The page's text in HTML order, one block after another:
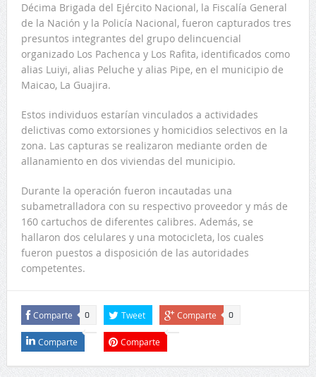
Décima Brigada del Ejército Nacional, la Fiscalía General
de la Nación y la Policía Nacional, fueron capturados tres
presuntos integrantes del grupo delincuencial
organizado Los Pachenca y Los Rafita, identificados como
alias Luiyi, alias Peluche y alias Pipe, en el municipio de
Maicao, La Guajira.
Estos individuos estarían vinculados a actividades
delictivas como extorsiones y homicidios selectivos en la
zona. Las capturas se realizaron mediante orden de
allanamiento en dos viviendas del municipio.
Durante la operación fueron incautadas una
subametralladora con su respectivo proveedor y más de
160 cartuchos de diferentes calibres. Además, se
hallaron dos celulares y una motocicleta, los cuales
fueron puestos a disposición de las autoridades
competentes.
Comparte 0 Tweet Comparte 0
Comparte Comparte